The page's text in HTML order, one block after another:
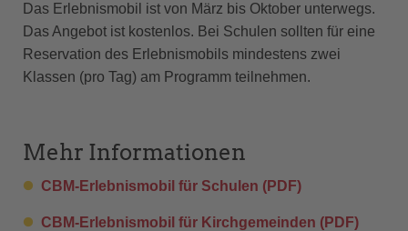
Das Erlebnismobil ist von März bis Oktober unterwegs.
Das Angebot ist kostenlos. Bei Schulen sollten für eine
Reservation des Erlebnismobils mindestens zwei
Klassen (pro Tag) am Programm teilnehmen.
Mehr Informationen
CBM-Erlebnismobil für Schulen (PDF)
CBM-Erlebnismobil für Kirchgemeinden (PDF)